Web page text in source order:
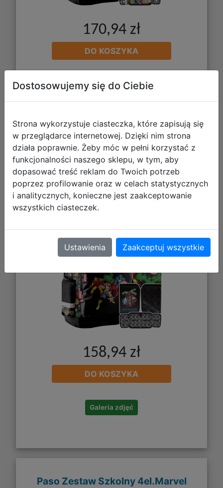
170,94 zł
DO KOSZYKA
Galeria zdjęć
Paso Zestaw Szkolny 3el.Marvel
Comics Plecak AV26BB-116 + Piórnik
AV25LL-P001BW + Worek AV26BB-
158,94 zł
DO KOSZYKA
Galeria zdjęć
Paso Zestaw Szkolny 4el.Marvel
Dostosowujemy się do Ciebie
Strona wykorzystuje ciasteczka, które zapisują się
w przeglądarce internetowej. Dzięki nim strona
działa poprawnie. Żeby móc w pełni korzystać z
funkcjonalności naszego sklepu, w tym, aby
dopasować treść reklam do Twoich potrzeb
poprzez profilowanie oraz w celach statystycznych
i analitycznych, konieczne jest zaakceptowanie
wszystkich ciasteczek.
Ustawienia Zaakceptuj wszystkie